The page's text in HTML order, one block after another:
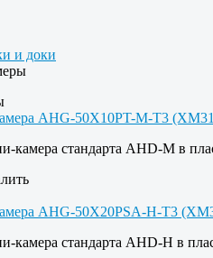
и доки
камера стандарта AHD-M в
камера стандарта AHD-H в